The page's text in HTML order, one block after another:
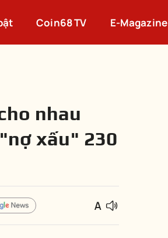
Coin68 TV E-Magazine
nhau
xấu" 230